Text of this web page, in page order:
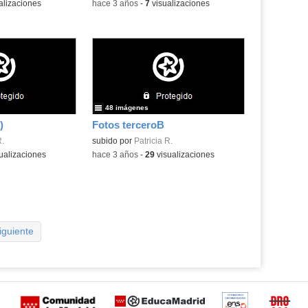
-hace 3 años- 7visualizaciones
Fotos terceroB
subido por Patricia R.
48 imágenes
-hace 3 años- 29visualizaciones